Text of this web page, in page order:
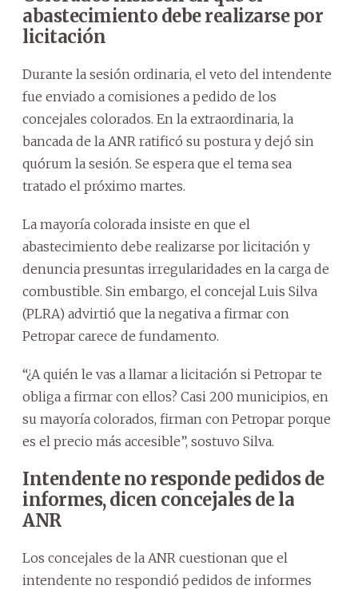
abastecimiento debe realizarse por
licitación
Durante la sesión ordinaria, el veto del intendente
fue enviado a comisiones a pedido de los
concejales colorados. En la extraordinaria, la
bancada de la ANR ratificó su postura y dejó sin
quórum la sesión. Se espera que el tema sea
tratado el próximo martes.
La mayoría colorada insiste en que el
abastecimiento debe realizarse por licitación y
denuncia presuntas irregularidades en la carga de
combustible. Sin embargo, el concejal Luis Silva
(PLRA) advirtió que la negativa a firmar con
Petropar carece de fundamento.
“¿A quién le vas a llamar a licitación si Petropar te
obliga a firmar con ellos? Casi 200 municipios, en
su mayoría colorados, firman con Petropar porque
es el precio más accesible”, sostuvo Silva.
Intendente no responde pedidos de
informes, dicen concejales de la
ANR
Los concejales de la ANR cuestionan que el
intendente no respondió pedidos de informes